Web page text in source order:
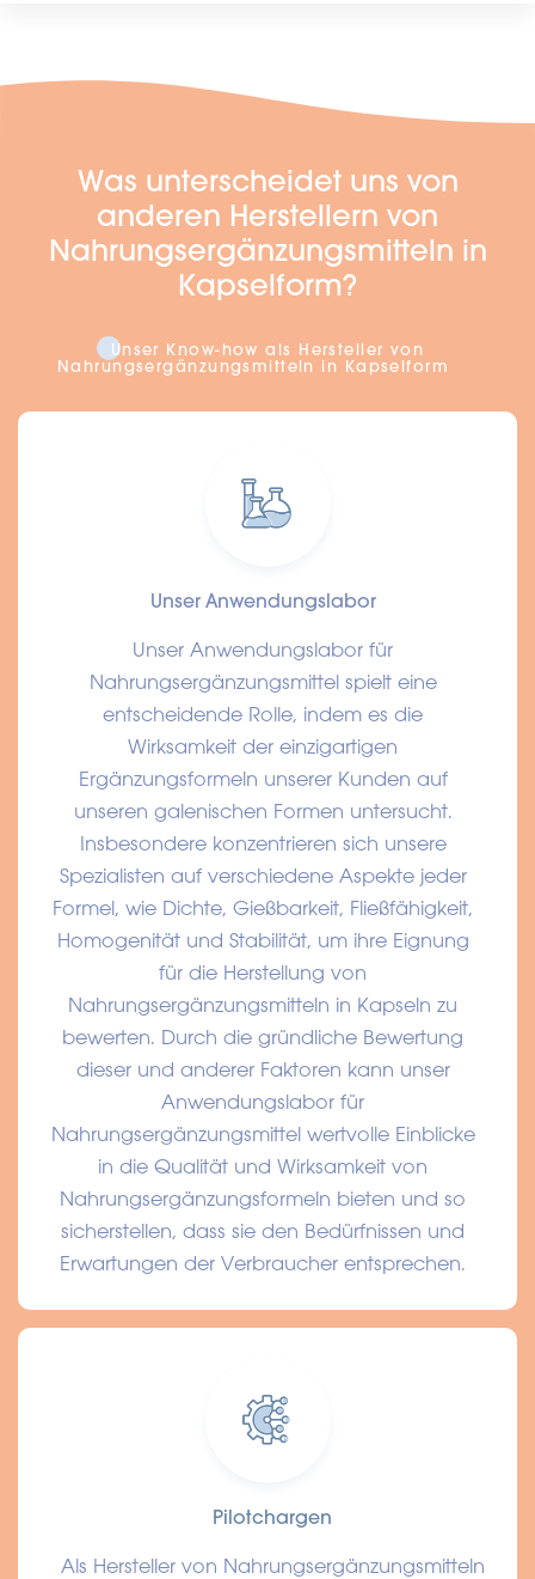
Was unterscheidet uns von
anderen Herstellern von
Nahrungsergänzungsmitteln in
Kapselform?
Unser Know-how als Hersteller von
Nahrungsergänzungsmitteln in Kapselform
Unser Anwendungslabor
Unser Anwendungslabor für
Nahrungsergänzungsmittel spielt eine
entscheidende Rolle, indem es die
Wirksamkeit der einzigartigen
Ergänzungsformeln unserer Kunden auf
unseren galenischen Formen untersucht.
Insbesondere konzentrieren sich unsere
Spezialisten auf verschiedene Aspekte jeder
Formel, wie Dichte, Gießbarkeit, Fließfähigkeit,
Homogenität und Stabilität, um ihre Eignung
für die Herstellung von
Nahrungsergänzungsmitteln in Kapseln zu
bewerten. Durch die gründliche Bewertung
dieser und anderer Faktoren kann unser
Anwendungslabor für
Nahrungsergänzungsmittel wertvolle Einblicke
in die Qualität und Wirksamkeit von
Nahrungsergänzungsformeln bieten und so
sicherstellen, dass sie den Bedürfnissen und
Erwartungen der Verbraucher entsprechen.
Pilotchargen
Als Hersteller von Nahrungsergänzungsmitteln